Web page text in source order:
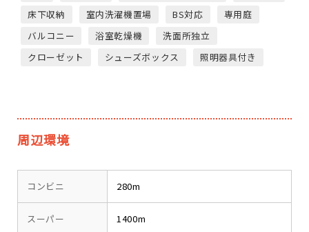
床下収納
室内洗濯機置場 BS対応
専用庭
バルコニー
浴室乾燥機
洗面所独立
クローゼット
シューズボックス 照明器具付き
周辺環境
コンビニ 280m
スーパー 1400m